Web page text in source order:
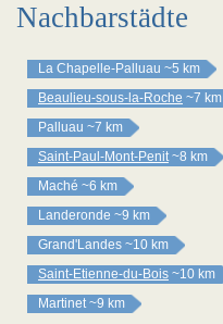
Nachbarstädte
La Chapelle-Palluau ~5 km
Beaulieu-sous-la-Roche ~7 km
Palluau ~7 km
Saint-Paul-Mont-Penit ~8 km
Maché ~6 km
Landeronde ~9 km
Grand'Landes ~10 km
Saint-Etienne-du-Bois ~10 km
Martinet ~9 km